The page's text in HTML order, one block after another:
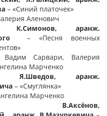
– «Синий платочек»
Аленович
К.Симонов, аранж.
– «Песня военных
Сарвари, Валерия
Марченко
Я.Шведов, аранж.
– «Смуглянка»
Марченко
В.Аксёнов,